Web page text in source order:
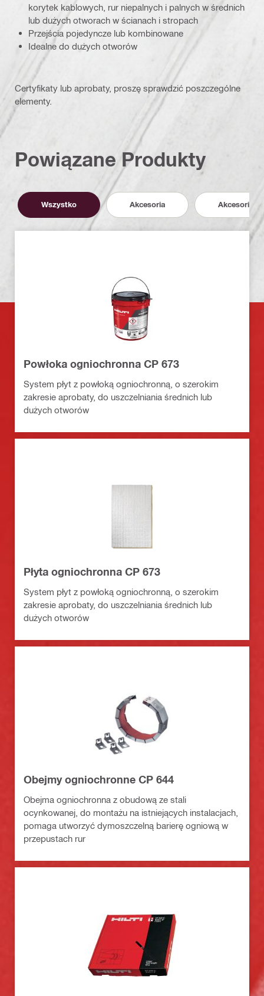
korytek kablowych, rur niepalnych i palnych w średnich
lub dużych otworach w ścianach i stropach
Przejścia pojedyncze lub kombinowane
Idealne do dużych otworów
Certyfikaty lub aprobaty, proszę sprawdzić poszczególne
elementy.
Powiązane Produkty
Wszystko Akcesoria Akcesoria
Powłoka ogniochronna CP 673
System płyt z powłoką ogniochronną, o szerokim
zakresie aprobaty, do uszczelniania średnich lub
dużych otworów
Płyta ogniochronna CP 673
System płyt z powłoką ogniochronną, o szerokim
zakresie aprobaty, do uszczelniania średnich lub
dużych otworów
Obejmy ogniochronne CP 644
Obejma ogniochronna z obudową ze stali
ocynkowanej, do montażu na istniejących instalacjach,
pomaga utworzyć dymoszczelną barierę ogniową w
przepustach rur